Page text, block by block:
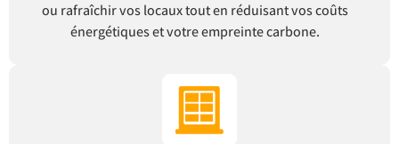
ou rafraîchir vos locaux tout en réduisant vos coûts
énergétiques et votre empreinte carbone.